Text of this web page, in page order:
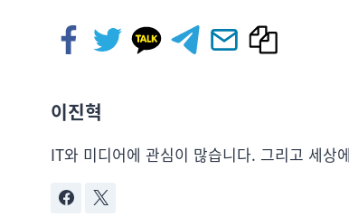
이진혁
IT와 미디어에 관심이 많습니다. 그리고 세상